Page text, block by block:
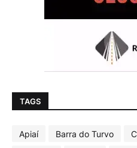
TAGS
Apiaí Barra do Turvo